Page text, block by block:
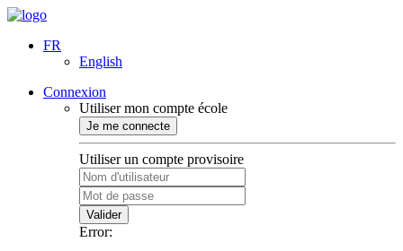
FR
English
Connexion
Utiliser mon compte école
Je me connecte
Utiliser un compte provisoire
Valider
Error: